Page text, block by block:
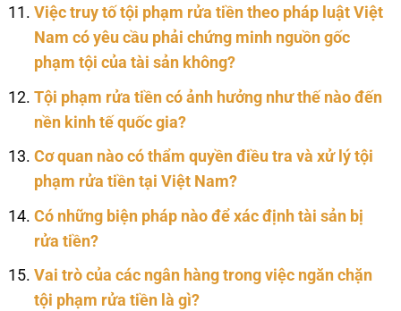
Việc truy tố tội phạm rửa tiền theo pháp luật Việt
Nam có yêu cầu phải chứng minh nguồn gốc
phạm tội của tài sản không?
Tội phạm rửa tiền có ảnh hưởng như thế nào đến
nền kinh tế quốc gia?
Cơ quan nào có thẩm quyền điều tra và xử lý tội
phạm rửa tiền tại Việt Nam?
Có những biện pháp nào để xác định tài sản bị
rửa tiền?
Vai trò của các ngân hàng trong việc ngăn chặn
tội phạm rửa tiền là gì?